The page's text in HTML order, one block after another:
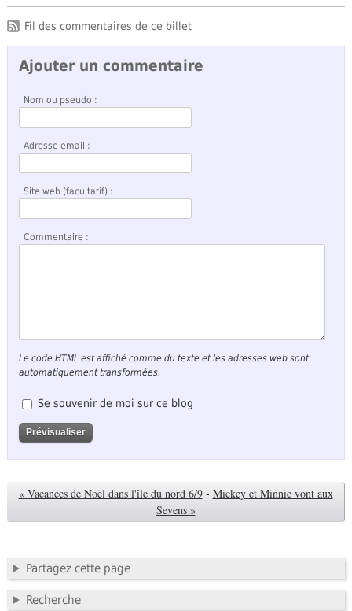
Fil des commentaires de ce billet
Ajouter un commentaire
Nom ou pseudo :
Adresse email :
Site web (facultatif) :
Commentaire :
Le code HTML est affiché comme du texte et les adresses web sont
automatiquement transformées.
Se souvenir de moi sur ce blog
« Vacances de Noël dans l'île du nord 6/9 - Mickey et Minnie vont aux
Sevens »
Partagez cette page
Recherche